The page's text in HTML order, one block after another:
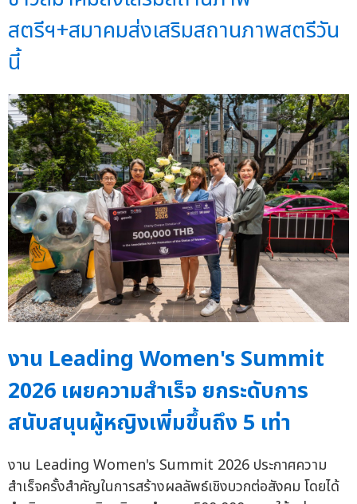
สตรีฯ+สมาคมส่งเสริมสถานภาพสตรีวัน
นี้
งาน Leading Women's Summit
2026 เผยความสำเร็จ ยกระดับการ
สนับสนุนผู้หญิงเพิ่มขึ้นถึง 5 เท่า
งาน Leading Women's Summit 2026 ประกาศความ
สำเร็จครั้งสำคัญในการสร้างผลลัพธ์เชิงบวกต่อสังคม โดยได้